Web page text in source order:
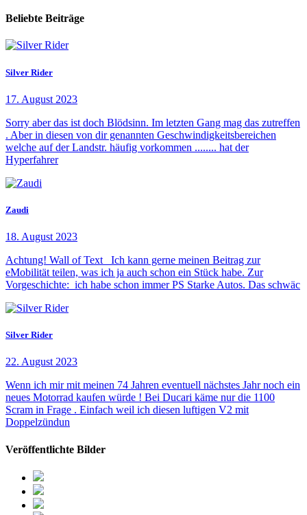
Beliebte Beiträge
Silver Rider
17. August 2023
Sorry aber das ist doch Blödsinn. Im letzten Gang mag das zutreffen
. Aber in diesen von dir genannten Geschwindigkeitsbereichen
welche auf der Landstr. häufig vorkommen ........ hat der
Hyperfahrer
Zaudi
18. August 2023
Achtung! Wall of Text Ich kann gerne meinen Beitrag zur
eMobilität teilen, was ich ja auch schon ein Stück habe. Zur
Vorgeschichte: ich habe schon immer PS Starke Autos. Das schwäc
Silver Rider
22. August 2023
Wenn ich mir mit meinen 74 Jahren eventuell nächstes Jahr noch ein
neues Motorrad kaufen würde ! Bei Ducari käme nur die 1100
Scram in Frage . Einfach weil ich diesen luftigen V2 mit
Doppelzündun
Veröffentlichte Bilder